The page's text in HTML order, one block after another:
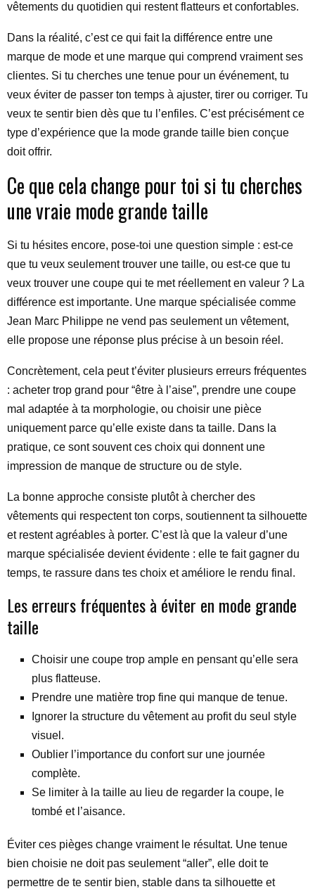
vêtements du quotidien qui restent flatteurs et confortables.
Dans la réalité, c’est ce qui fait la différence entre une
marque de mode et une marque qui comprend vraiment ses
clientes. Si tu cherches une tenue pour un événement, tu
veux éviter de passer ton temps à ajuster, tirer ou corriger. Tu
veux te sentir bien dès que tu l’enfiles. C’est précisément ce
type d’expérience que la mode grande taille bien conçue
doit offrir.
Ce que cela change pour toi si tu cherches
une vraie mode grande taille
Si tu hésites encore, pose-toi une question simple : est-ce
que tu veux seulement trouver une taille, ou est-ce que tu
veux trouver une coupe qui te met réellement en valeur ? La
différence est importante. Une marque spécialisée comme
Jean Marc Philippe ne vend pas seulement un vêtement,
elle propose une réponse plus précise à un besoin réel.
Concrètement, cela peut t’éviter plusieurs erreurs fréquentes
: acheter trop grand pour “être à l’aise”, prendre une coupe
mal adaptée à ta morphologie, ou choisir une pièce
uniquement parce qu’elle existe dans ta taille. Dans la
pratique, ce sont souvent ces choix qui donnent une
impression de manque de structure ou de style.
La bonne approche consiste plutôt à chercher des
vêtements qui respectent ton corps, soutiennent ta silhouette
et restent agréables à porter. C’est là que la valeur d’une
marque spécialisée devient évidente : elle te fait gagner du
temps, te rassure dans tes choix et améliore le rendu final.
Les erreurs fréquentes à éviter en mode grande
taille
Choisir une coupe trop ample en pensant qu’elle sera
plus flatteuse.
Prendre une matière trop fine qui manque de tenue.
Ignorer la structure du vêtement au profit du seul style
visuel.
Oublier l’importance du confort sur une journée
complète.
Se limiter à la taille au lieu de regarder la coupe, le
tombé et l’aisance.
Éviter ces pièges change vraiment le résultat. Une tenue
bien choisie ne doit pas seulement “aller”, elle doit te
permettre de te sentir bien, stable dans ta silhouette et